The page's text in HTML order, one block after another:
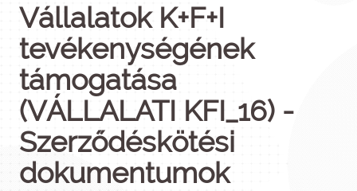
Vállalatok K+F+I
tevékenységének
támogatása
(VÁLLALATI KFI_16) -
Szerződéskötési
dokumentumok